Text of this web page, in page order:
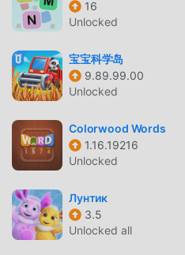
menikmati kesenangan yang
educational game Сўз Ўйини
yang sama, moddroid telah
platform untuk educational
Anda untuk berkomunikasi
educational pecinta game di
lagi, bergabunglah dengan
educational permainan
bahagia
LAYAR INDAH
Seperti tradisional educational
16
Unlocked
宝宝科学岛
9.89.99.00
Unlocked
Colorwood Words
1.16.19216
Unlocked
Лунтик
3.5
Unlocked all